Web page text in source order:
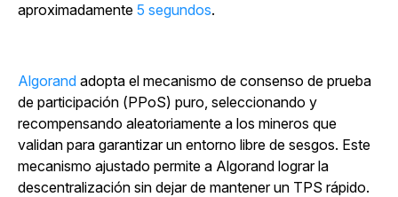
aproximadamente 5 segundos.
Algorand adopta el mecanismo de consenso de prueba
de participación (PPoS) puro, seleccionando y
recompensando aleatoriamente a los mineros que
validan para garantizar un entorno libre de sesgos. Este
mecanismo ajustado permite a Algorand lograr la
descentralización sin dejar de mantener un TPS rápido.